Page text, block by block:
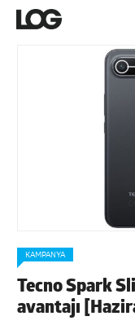
KAMPANYA
Tecno Spark
avantajı